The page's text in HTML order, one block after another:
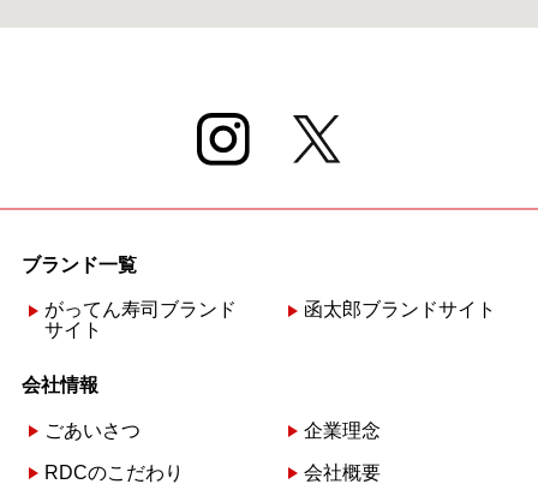
ブランド一覧
がってん寿司ブランド
サイト
函太郎ブランドサイト
会社情報
ごあいさつ 企業理念
RDCのこだわり 会社概要